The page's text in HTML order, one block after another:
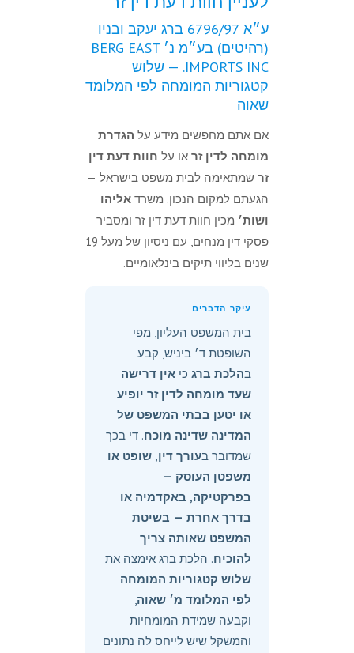
ע״א 6796/97 ברג יעקב ובניו
(רהיטים) בע״מ נ׳ BERG EAST
IMPORTS INC. — שלוש
קטגוריות המומחה לפי המלומד
שאוה
אם אתם מחפשים מידע על הגדרת
מומחה לדין זר או על חוות דעת דין
זר שמתאימה לבית משפט בישראל —
הגעתם למקום הנכון. משרד אליהו
ושות׳ מכין חוות דעת דין זר ומסביר
פסקי דין מנחים, עם ניסיון של מעל 19
שנים בליווי תיקים בינלאומיים.
עיקר הדברים
בית המשפט העליון, מפי
השופטת ד׳ ביניש, קבע
בהלכת ברג כי אין דרישה
שעד מומחה לדין זר יופיע
או יטען בבתי המשפט של
המדינה שדינה מוכח. די בכך
שמדובר בעורך דין, שופט או
משפטן העוסק —
בפרקטיקה, באקדמיה או
בדרך אחרת — בשיטת
המשפט שאותה צריך
להוכיח. הלכת ברג אימצה את
שלוש קטגוריות המומחה
לפי המלומד מ׳ שאוה,
וקבעה שמידת המומחיות
והמשקל שיש לייחס לה נתונים